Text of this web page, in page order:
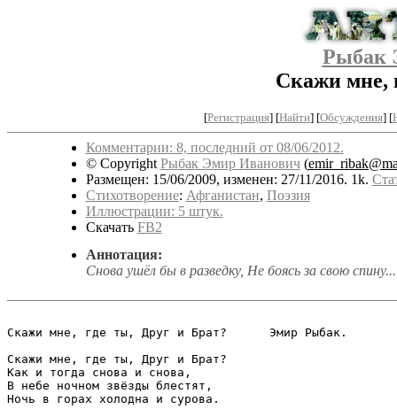
Рыбак
Скажи мне,
[Регистрация] [Найти] [Обсуждения] [
Комментарии: 8, последний от 08/06/2012.
© Copyright Рыбак Эмир Иванович(
Размещен: 15/06/2009, изменен: 27/11/2016. 1k.
Стихотворение: Афганистан, Поэзия
Иллюстрации: 5 штук.
Скачать FB2
Аннотация:
Снова ушёл бы в разведку, Не боясь за свою спину...
Скажи мне, где ты, Друг и Брат?      Эмир Рыбак.
Скажи мне, где ты, Друг и Брат?
Как и тогда снова и снова,
В небе ночном звёзды блестят,
Ночь в горах холодна и сурова.